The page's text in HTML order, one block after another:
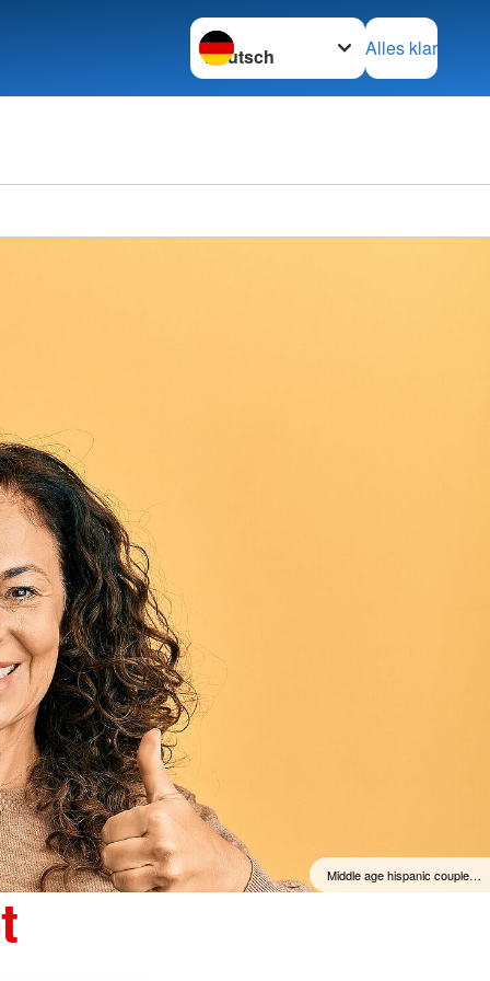
Sprache wechseln zu
Alles klar
Middle age hispanic couple…